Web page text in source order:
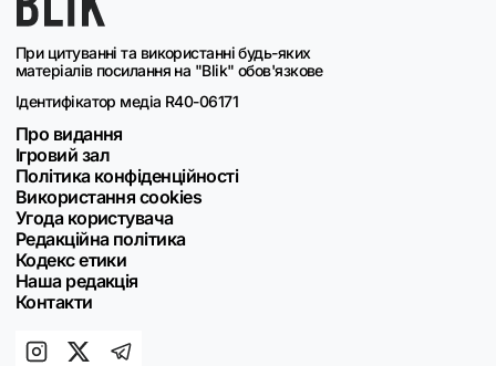
При цитуванні та використанні будь-яких
матеріалів посилання на "Blik" обов'язкове
Ідентифікатор медіа R40-06171
Про видання
Ігровий зал
Політика конфіденційності
Використання cookies
Угода користувача
Редакційна політика
Кодекс етики
Наша редакція
Контакти